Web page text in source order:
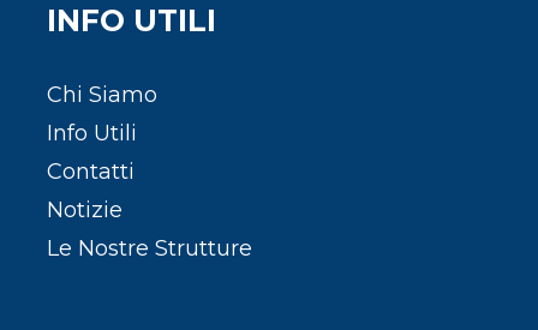
INFO UTILI
Chi Siamo
Info Utili
Contatti
Notizie
Le Nostre Strutture